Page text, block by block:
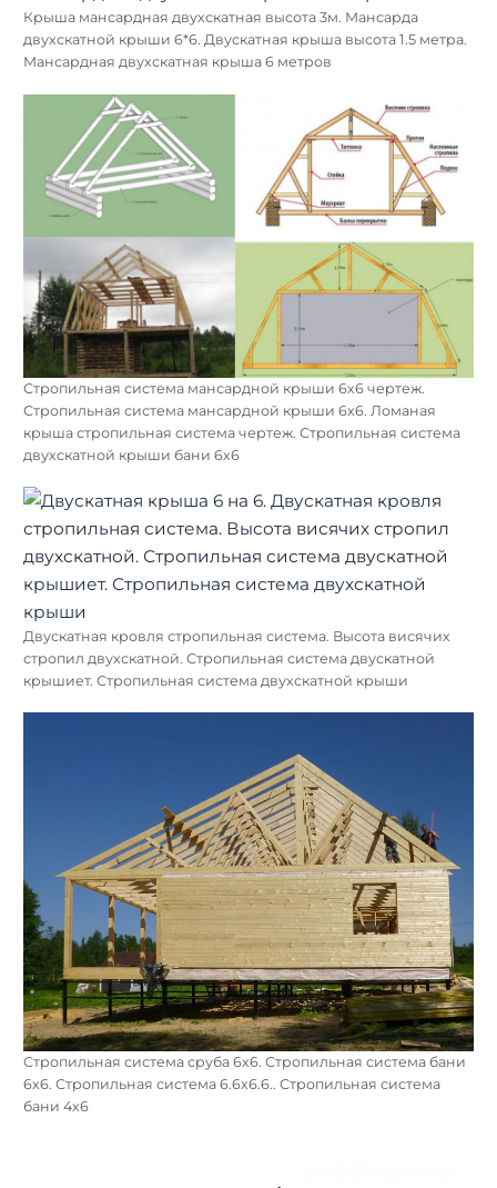
Крыша мансардная двухскатная высота 3м. Мансарда
двухскатной крыши 6*6. Двускатная крыша высота 1.5 метра.
Мансардная двухскатная крыша 6 метров
Стропильная система мансардной крыши 6х6 чертеж.
Стропильная система мансардной крыши 6х6. Ломаная
крыша стропильная система чертеж. Стропильная система
двухскатной крыши бани 6х6
Двускатная кровля стропильная система. Высота висячих
стропил двухскатной. Стропильная система двускатной
крышиет. Стропильная система двухскатной крыши
Стропильная система сруба 6х6. Стропильная система бани
6х6. Стропильная система 6.6х6.6.. Стропильная система
бани 4х6